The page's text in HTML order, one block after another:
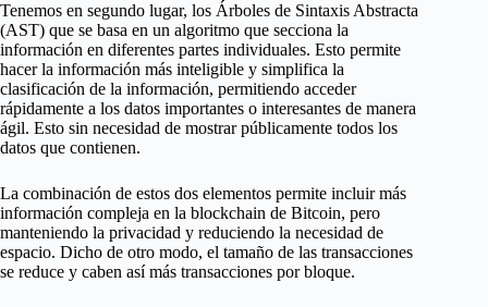
Tenemos en segundo lugar, los Árboles de Sintaxis Abstracta
(AST) que se basa en un algoritmo que secciona la
información en diferentes partes individuales. Esto permite
hacer la información más inteligible y simplifica la
clasificación de la información, permitiendo acceder
rápidamente a los datos importantes o interesantes de manera
ágil. Esto sin necesidad de mostrar públicamente todos los
datos que contienen.
La combinación de estos dos elementos permite incluir más
información compleja en la blockchain de Bitcoin, pero
manteniendo la privacidad y reduciendo la necesidad de
espacio. Dicho de otro modo, el tamaño de las transacciones
se reduce y caben así más transacciones por bloque.